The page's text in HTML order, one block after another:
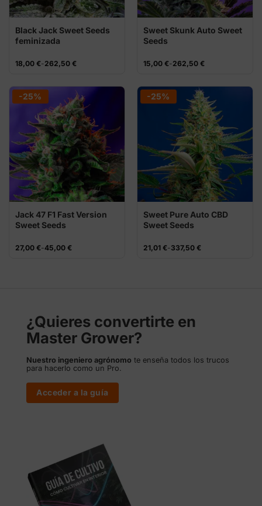
Black Jack Sweet Seeds
feminizada
18,00 €-262,50 €
Rango
18,00 €
hasta
262,50 €
Sweet Skunk Auto Sweet
Seeds
15,00 €-262,50 €
Rango
15,00 €
hasta
262,50 €
-25%
Jack 47 F1 Fast Version
Sweet Seeds
27,00 €-45,00 €
Rango
-25%
Sweet Pure Auto CBD
Sweet Seeds
21,01 €-337,50 €
Rango
¿Quieres convertirte en
Master Grower?
Nuestro ingeniero agrónomo te enseña todos los trucos
para hacerlo como un Pro.
Acceder a la guía